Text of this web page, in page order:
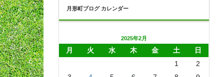
月形町ブログ カレンダー
2025年2月
月 火 水 木 金 土
日
1
2